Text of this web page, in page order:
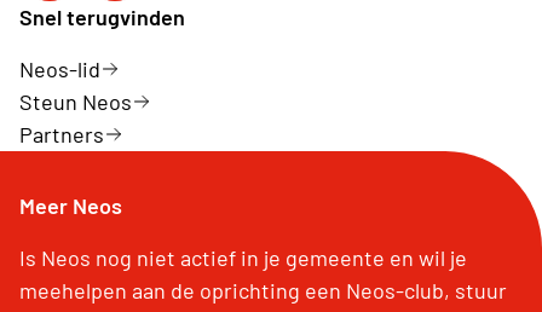
Snel terugvinden
Neos-lid
Steun Neos
Partners
Meer Neos
Is Neos nog niet actief in je gemeente en wil je
meehelpen aan de oprichting een Neos-club, stuur